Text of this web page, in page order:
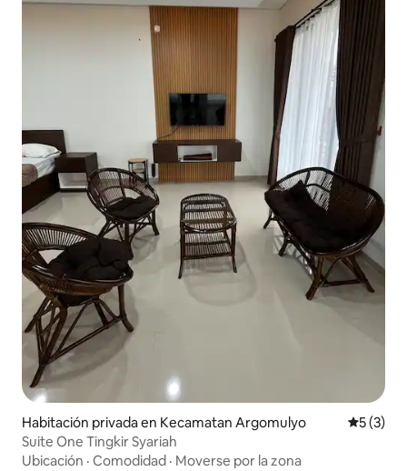
Habitación privada en Kecamatan Argomulyo
5 (3)
Suite One Tingkir Syariah
Ubicación · Comodidad · Moverse por la zona